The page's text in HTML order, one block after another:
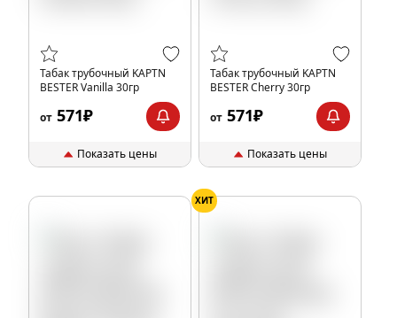
Табак трубочный KAPTN
BESTER Vanilla 30гр
от 571₽
Показать цены
Табак трубочный KAPTN
BESTER Cherry 30гр
от 571₽
Показать цены
ХИТ